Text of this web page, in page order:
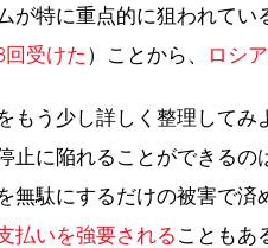
が特に重点的に狙われてい
回受けた ）ことから、 ロシ
もう少し詳しく整理して
止に陥れることができる
無駄にするだけの被害で済
払いを強要される こともあ